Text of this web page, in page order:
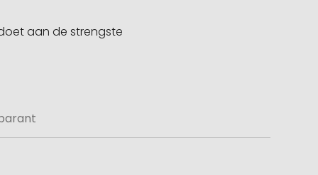
aan de strengste